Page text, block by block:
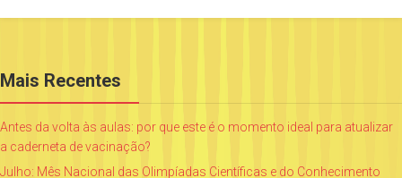
Mais Recentes
Antes da volta às aulas: por que este é o momento ideal para atualizar
a caderneta de vacinação?
Julho: Mês Nacional das Olimpíadas Científicas e do Conhecimento